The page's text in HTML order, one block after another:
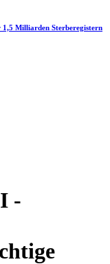
Milliarden Sterberegistern
-